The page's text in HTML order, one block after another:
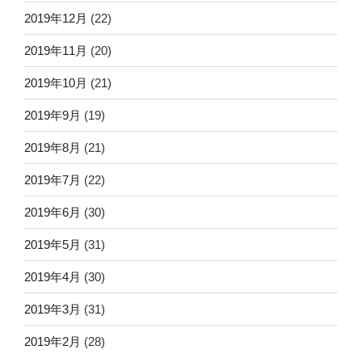
2019年12月 (22)
2019年11月 (20)
2019年10月 (21)
2019年9月 (19)
2019年8月 (21)
2019年7月 (22)
2019年6月 (30)
2019年5月 (31)
2019年4月 (30)
2019年3月 (31)
2019年2月 (28)